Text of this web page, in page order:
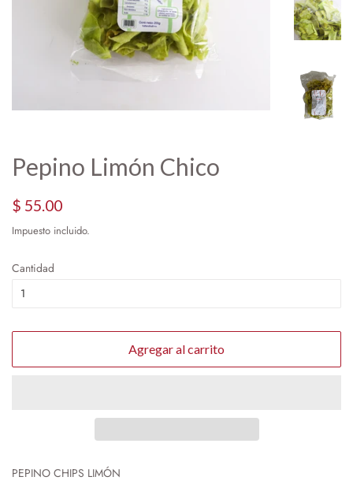
Pepino Limón Chico
Precio
$ 55.00
oferta
Impuesto incluido.
Cantidad
Agregar al carrito
PEPINO CHIPS LIMÓN